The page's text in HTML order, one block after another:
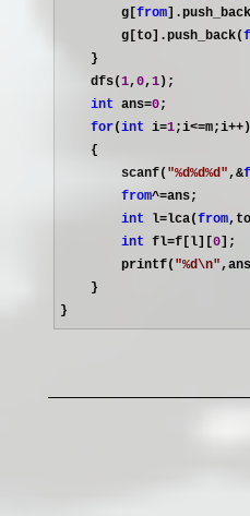
        g[
from
        g[to].push_back(
    }
    dfs(
1,0,1);
int ans=0;
for(int i=1;i<=m;i++)
    {
        scanf(
"%d%d%d " ,&
from^=ans;
int l=lca(from
int fl=f[l][0];
        printf(
"%d\n"
    }
}